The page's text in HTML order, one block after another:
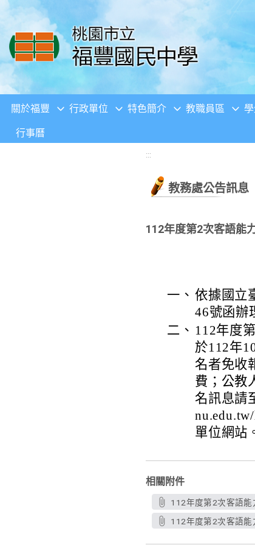
移至網頁之主要內容區位置
關於福豐 行政單位 特色簡介 教職員區
行事曆
:::
教務處公告訊息
112年度第2次客語能
一、 依據國立
46號函辦
二、 112年度
於112年
名者免收
費；公教
名訊息請
單位網站
相關附件
112年度第2次客語
112年度第2次客語